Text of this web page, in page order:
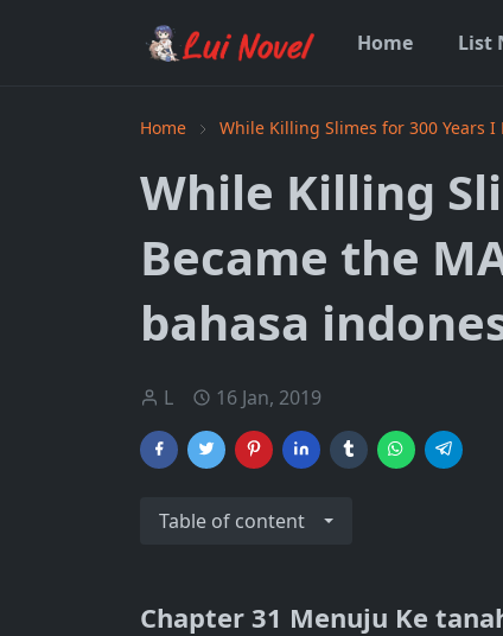
Home List
Home While Killing Slimes for 300 Years
While Killing
Became the
bahasa
L 16 Jan, 2019
Table of content
Chapter 31 Menuju Ke